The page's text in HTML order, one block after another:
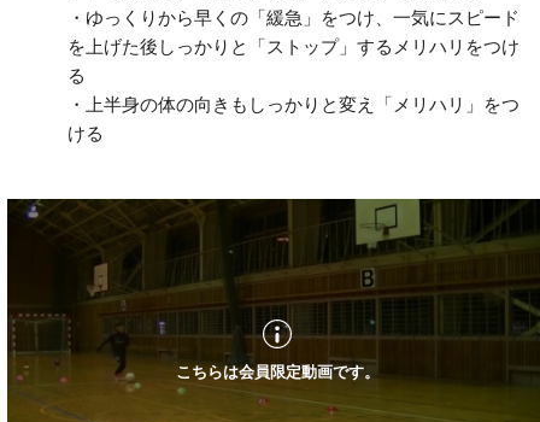
・ゆっくりから早くの「緩急」をつけ、一気にスピード
を上げた後しっかりと「ストップ」するメリハリをつけ
る
・上半身の体の向きもしっかりと変え「メリハリ」をつ
ける
こちらは会員限定動画です。